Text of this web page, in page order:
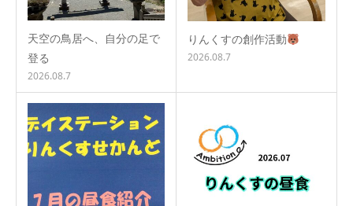
天空の鳥居へ、自分の足で
登る
2026.08.7
りんくすの創作活動
2026.08.7